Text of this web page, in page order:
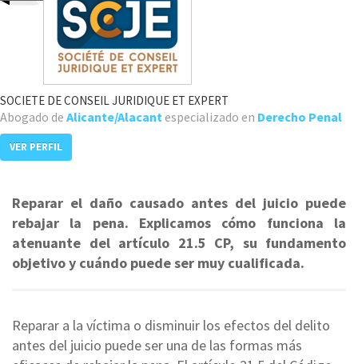
SOCIETE DE CONSEIL JURIDIQUE ET EXPERT
Abogado de Alicante/Alacant especializado en Derecho Penal
VER PERFIL
Reparar el daño causado antes del juicio puede
rebajar la pena. Explicamos cómo funciona la
atenuante del artículo 21.5 CP, su fundamento
objetivo y cuándo puede ser muy cualificada.
Reparar a la víctima o disminuir los efectos del delito
antes del juicio puede ser una de las formas más